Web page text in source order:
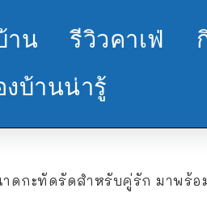
าน รีวิวคาเฟ่
งบ้านน่ารู้
กะทัดรัดสำหรับคู่รัก มาพร้อม